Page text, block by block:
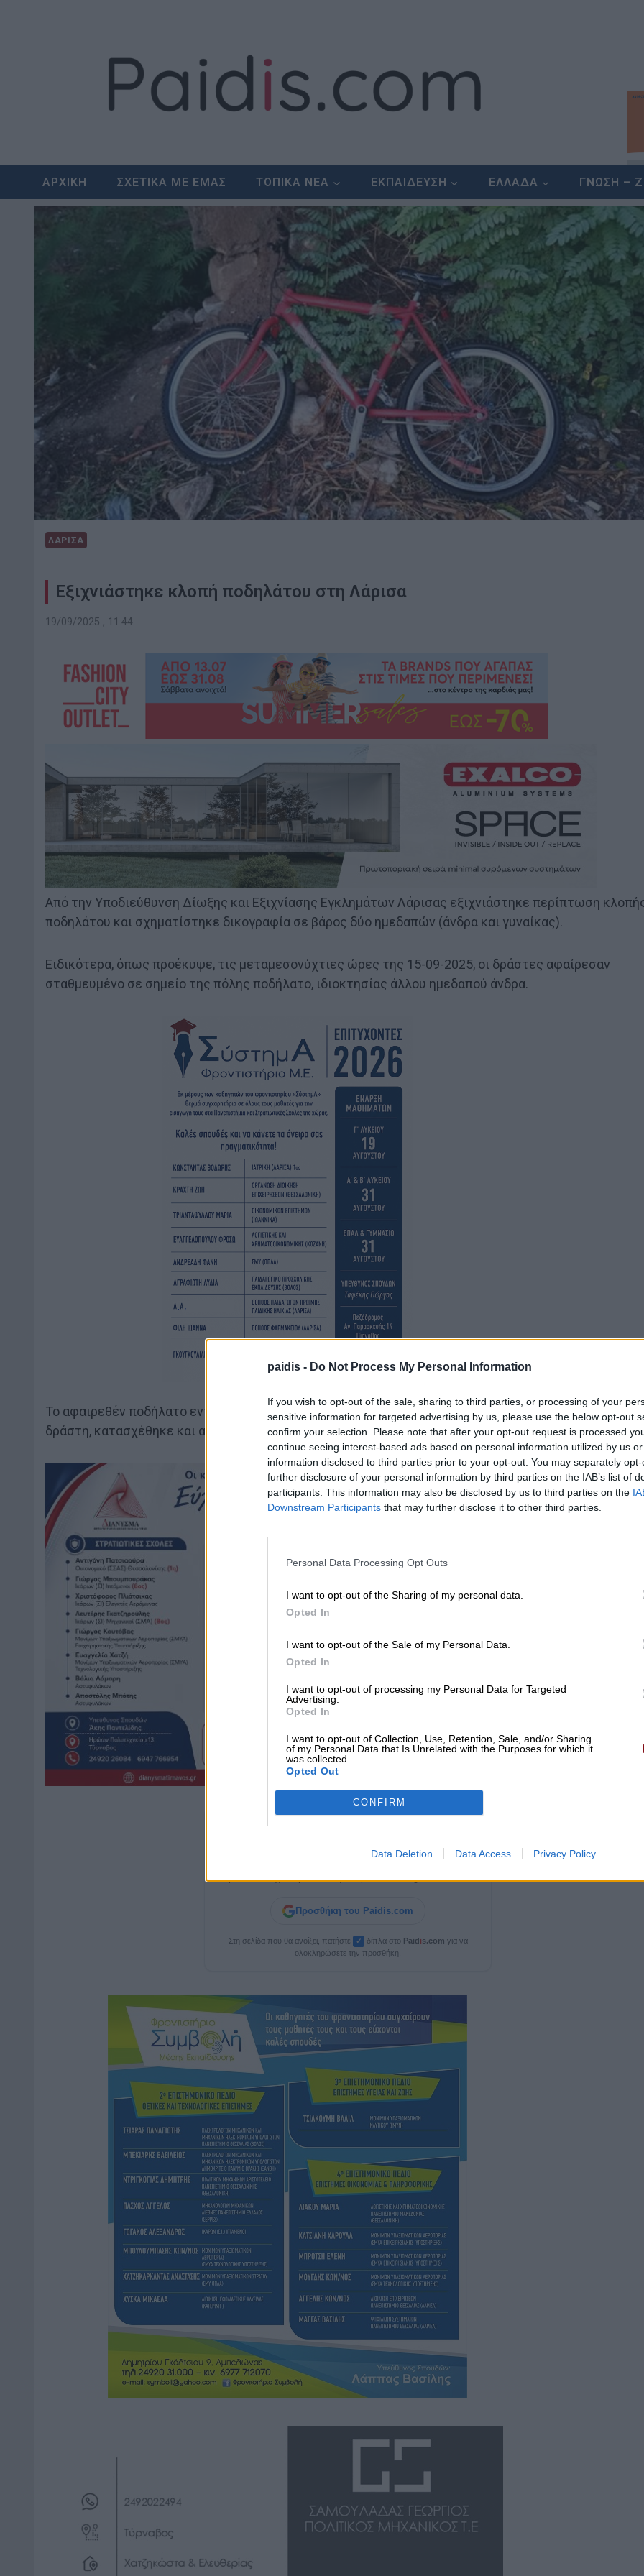
paidis - Do Not Process My Personal Information
If you wish to opt-out of the sale, sharing to third parties, or processing of your
sensitive information for targeted advertising by us, please use the below opt-out
confirm your selection. Please note that after your opt-out request is processed
continue seeing interest-based ads based on personal information utilized by us
information disclosed to third parties prior to your opt-out. You may separately
further disclosure of your personal information by third parties on the IAB’s list of
participants. This information may also be disclosed by us to third parties on the
Downstream Participants that may further disclose it to other third parties.
Personal Data Processing Opt Outs
I want to opt-out of the Sharing of my personal data.
Opted In
I want to opt-out of the Sale of my Personal Data.
Opted In
I want to opt-out of processing my Personal Data for Targeted
Advertising.
Opted In
I want to opt-out of Collection, Use, Retention, Sale, and/or Sharing
of my Personal Data that Is Unrelated with the Purposes for which it
was collected.
Opted Out
CONFIRM
Data Deletion Data Access Privacy Policy
ΑΡΧΙΚΗ ΣΧΕΤΙΚΑ ΜΕ ΕΜΑΣ ΤΟΠΙΚΑ ΝΕΑ ΕΚΠΑΙΔΕΥΣΗ ΕΛΛΑΔΑ ΓΝΩΣΗ –
ΛΑΡΙΣΑ
Εξιχνιάστηκε κλοπή ποδηλάτου στη Λάρισα
19/09/2025 , 11:44
Από την Υποδιεύθυνση Δίωξης και Εξιχνίασης Εγκλημάτων Λάρισας εξιχνιάστηκε περίπτωση
ποδηλάτου και σχηματίστηκε δικογραφία σε βάρος δύο ημεδαπών (άνδρα και γυναίκας).
Ειδικότερα, όπως προέκυψε, τις μεταμεσονύχτιες ώρες της 15-09-2025, οι δράστες αφαίρεσαν
σταθμευμένο σε σημείο της πόλης ποδήλατο, ιδιοκτησίας άλλου ημεδαπού άνδρα.
Το αφαιρεθέν ποδήλατο εντοπίστηκε απογευματινές ώρες χθες (18-09-2025) έξω από την οικία του
δράστη, κατασχέθηκε και αποδόθηκε στον νόμιμο δικαιούχο του.
Μη χάνετε καμία σημαντική είδηση του
βλέπετε συχνότερα τις ειδήσεις μας στο Google Discover.
Προσθήκη του Paidis.com
Στη σελίδα που θα ανοίξει, πατήστε ✓ δίπλα στο Paidis.com για να
ολοκληρώσετε την προσθήκη.